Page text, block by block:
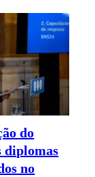
do
diplomas
no